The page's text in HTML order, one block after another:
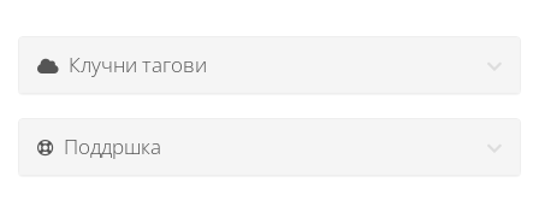
Клучни тагови
Поддршка